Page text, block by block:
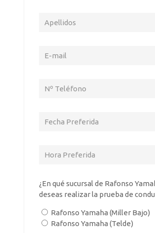
¿En qué sucursal de Rafonso
deseas realizar la prueba de
Rafonso Yamaha (Miller Bajo)
Rafonso Yamaha (Telde)